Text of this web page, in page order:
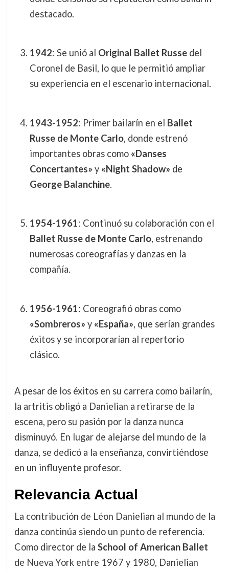
destacado.
1942: Se unió al Original Ballet Russedel
Coronel de Basil, lo que le permitió ampliar
su experiencia en el escenario internacional.
1943-1952: Primer bailarín en el Ballet
Russe de Monte Carlo, donde estrenó
importantes obras como «Danses
Concertantes» y «Night Shadow» de
George Balanchine.
1954-1961: Continuó su colaboración con el
Ballet Russe de Monte Carlo, estrenando
numerosas coreografías y danzas en la
compañía.
1956-1961: Coreografió obras como
«Sombreros» y «España», que serían grandes
éxitos y se incorporarían al repertorio
clásico.
A pesar de los éxitos en su carrera como bailarín,
la artritis obligó a Danielian a retirarse de la
escena, pero su pasión por la danza nunca
disminuyó. En lugar de alejarse del mundo de la
danza, se dedicó a la enseñanza, convirtiéndose
en un influyente profesor.
Relevancia Actual
La contribución de Léon Danielian al mundo de la
danza continúa siendo un punto de referencia.
Como director de la School of American Ballet
de Nueva York entre 1967 y 1980, Danielian